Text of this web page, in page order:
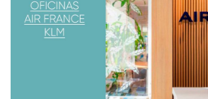
Están inauguradas las oficinas
Laminar Plaza que se encuentra en